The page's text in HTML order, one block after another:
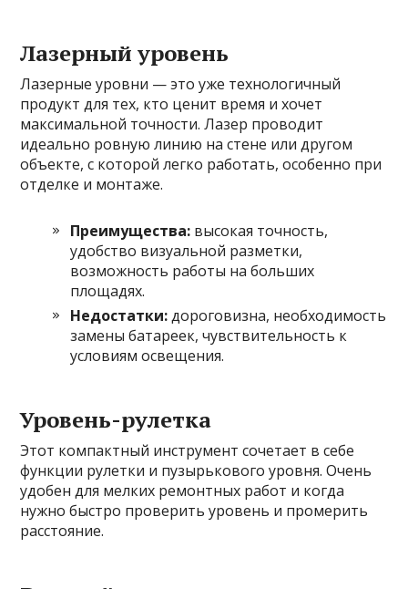
Лазерный уровень
Лазерные уровни — это уже технологичный
продукт для тех, кто ценит время и хочет
максимальной точности. Лазер проводит
идеально ровную линию на стене или другом
объекте, с которой легко работать, особенно при
отделке и монтаже.
Преимущества: высокая точность,
удобство визуальной разметки,
возможность работы на больших
площадях.
Недостатки:дороговизна, необходимость
замены батареек, чувствительность к
условиям освещения.
Уровень-рулетка
Этот компактный инструмент сочетает в себе
функции рулетки и пузырькового уровня. Очень
удобен для мелких ремонтных работ и когда
нужно быстро проверить уровень и промерить
расстояние.